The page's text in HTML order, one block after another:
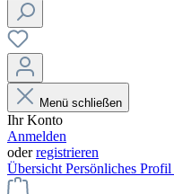
Menü schließen
Ihr Konto
Anmelden
oderregistrieren
Übersicht Persönliches Profil